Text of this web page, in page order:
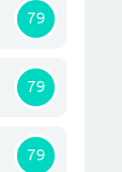
79
79
79